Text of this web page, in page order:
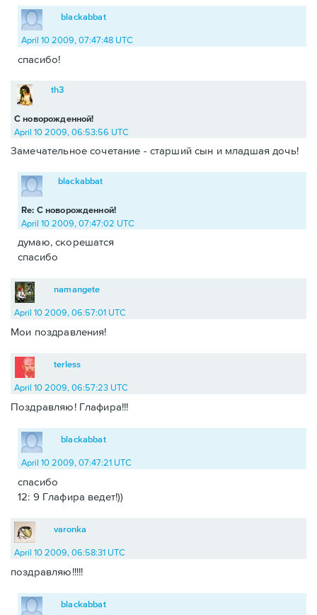
blackabbat
April 10 2009, 07:47:48 UTC
спасибо!
С новорожденной!
th3
April 10 2009, 06:53:56 UTC
Замечательное сочетание - старший сын и младшая дочь!
Re: С новорожденной!
blackabbat
April 10 2009, 07:47:02 UTC
думаю, скорешатся
спасибо
namangete
April 10 2009, 06:57:01 UTC
Мои поздравления!
terless
April 10 2009, 06:57:23 UTC
Поздравляю! Глафира!!!
blackabbat
April 10 2009, 07:47:21 UTC
спасибо
12: 9 Глафира ведет!))
varonka
April 10 2009, 06:58:31 UTC
поздравляю!!!!!
blackabbat